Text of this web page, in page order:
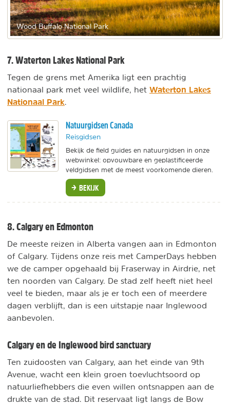
Wood Buffalo National Park
7. Waterton Lakes National Park
Tegen de grens met Amerika ligt een prachtig
nationaal park met veel wildlife, het Waterton Lakes
Nationaal Park
Natuurgidsen Canada
Reisgidsen
Bekijk de field guides en natuurgidsen in onze
webwinkel: opvouwbare en geplastificeerde
veldgidsen met de meest voorkomende dieren.
BEKIJK
8. Calgary en Edmonton
De meeste reizen in Alberta vangen aan in Edmonton
of Calgary. Tijdens onze reis met CamperDays hebben
we de camper opgehaald bij Fraserway in Airdrie, net
ten noorden van Calgary. De stad zelf heeft niet heel
veel te bieden, maar als je er toch een of meerdere
dagen verblijft, dan is een uitstapje naar Inglewood
aanbevolen.
Calgary en de Inglewood bird sanctuary
Ten zuidoosten van Calgary, aan het einde van 9th
Avenue, wacht een klein groen toevluchtsoord op
natuurliefhebbers die even willen ontsnappen aan de
drukte van de stad. Dit reservaat ligt langs de Bow